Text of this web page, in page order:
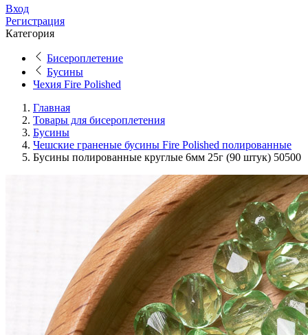
Вход
Регистрация
Категория
Бисероплетение
Бусины
Чехия Fire Polished
Главная
Товары для бисероплетения
Бусины
Чешские граненые бусины Fire Polished полированные
Бусины полированные круглые 6мм 25г (90 штук) 50500